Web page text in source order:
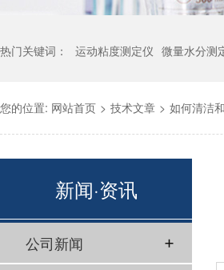
热门关键词： 运动粘度测定仪 微量水分测
您的位置: 网站首页 > 技术文章 > 如何清洁
新闻·资讯
公司新闻